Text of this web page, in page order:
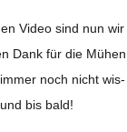
Video sind nun wir
Dank für die Mühen,
noch nicht wis­
bis bald!